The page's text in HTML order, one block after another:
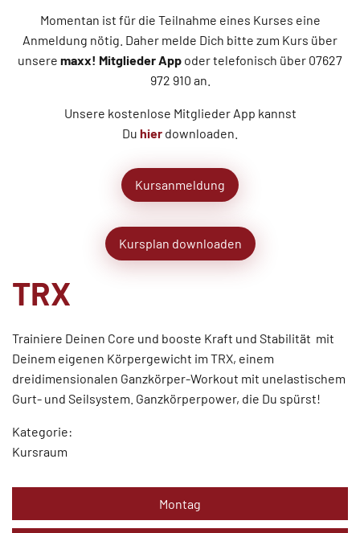
Momentan ist für die Teilnahme eines Kurses eine
Anmeldung nötig. Daher melde Dich bitte zum Kurs über
unsere maxx! Mitglieder App oder telefonisch über 07627
972 910 an.
Unsere kostenlose Mitglieder App kannst
Du hier downloaden.
Kursanmeldung
Kursplan downloaden
TRX
Trainiere Deinen Core und booste Kraft und Stabilität  mit
Deinem eigenen Körpergewicht im TRX, einem
dreidimensionalen Ganzkörper-Workout mit unelastischem
Gurt- und Seilsystem. Ganzkörperpower, die Du spürst!
Kategorie:
Kursraum
Montag